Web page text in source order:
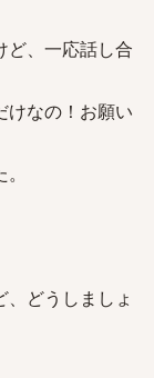
ど、一応話し合
けなの！お願い
どうしましょ